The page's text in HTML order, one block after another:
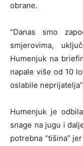
obrane.
“Danas smo
smjerovima,
Humenjuk na
napale više od 10
oslabile
Humenjuk je
snage na jugu i
potrebna “tišina”